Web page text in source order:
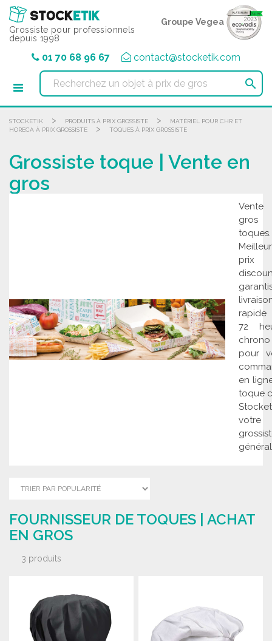
Grossiste pour professionnels
depuis 1998
Groupe Vegea
01 70 68 96 67 contact@stocketik.com

STOCKETIK > PRODUITS À PRIX GROSSISTE >
MATÉRIEL POUR CHR ET
HORECA À PRIX GROSSISTE
> TOQUES À PRIX GROSSISTE
Grossiste toque | Vente en
gros
gros
toques.
prix
72
chrono
pour
en
toque
votre
FOURNISSEUR DE TOQUES | ACHAT
EN GROS
3 produits
Panneau de gestion des cookies